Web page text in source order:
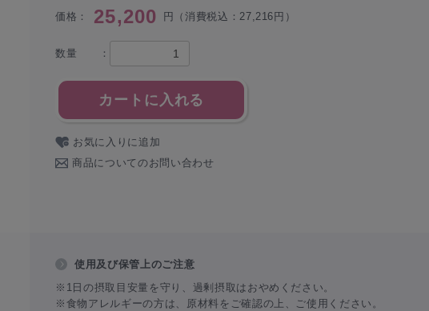
価格： 25,200 円（消費税込：27,216円）
数量 ：
カートに入れる
お気に入りに追加
商品についてのお問い合わせ
使用及び保管上のご注意
※1日の摂取目安量を守り、過剰摂取はおやめください。
※食物アレルギーの方は、原材料をご確認の上、ご使用ください。